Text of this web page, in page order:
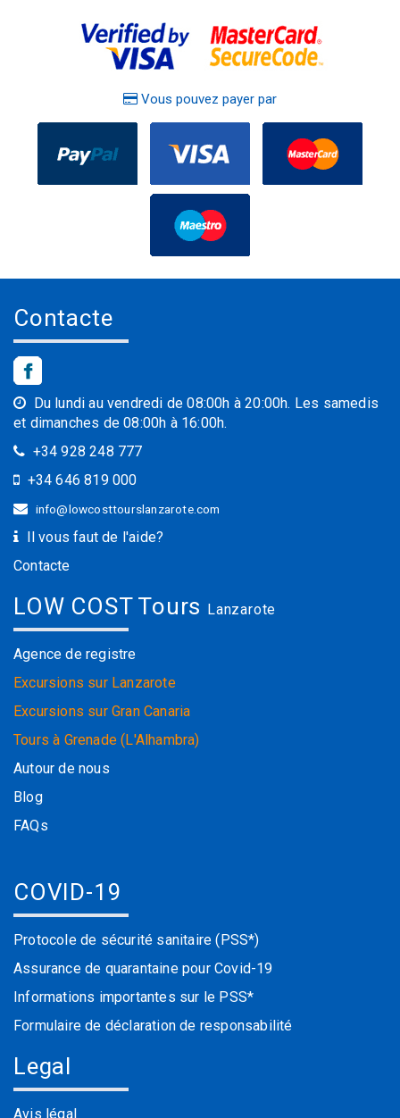
Vous pouvez payer par
Contacte
Du lundi au vendredi de 08:00h à 20:00h. Les samedis
et dimanches de 08:00h à 16:00h.
+34 928 248 777
+34 646 819 000
info@lowcosttourslanzarote.com
Il vous faut de l'aide?
Contacte
LOW COST Tours Lanzarote
Agence de registre
Excursions sur Lanzarote
Excursions sur Gran Canaria
Tours à Grenade (L'Alhambra)
Autour de nous
Blog
FAQs
COVID-19
Protocole de sécurité sanitaire (PSS*)
Assurance de quarantaine pour Covid-19
Informations importantes sur le PSS*
Formulaire de déclaration de responsabilité
Legal
Avis légal